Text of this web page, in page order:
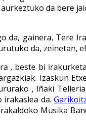
da bere
da, gainera, Tere
da, zeinetan,
, beste bi
Izaskun
, Iñaki
irakaslea da.
Musika